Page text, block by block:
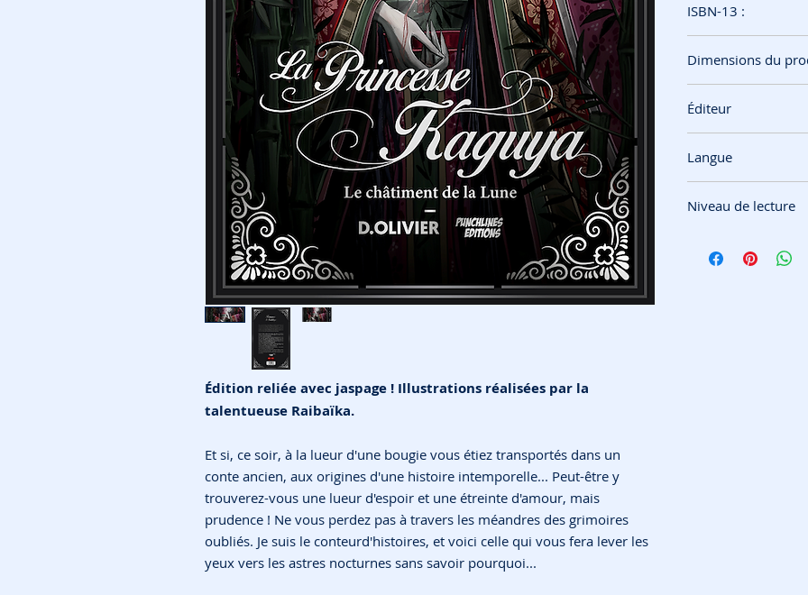
Édition reliée avec jaspage ! Illustrations réalisées par la
talentueuse Raibaïka.
Et si, ce soir, à la lueur d'une bougie vous étiez transportés dans un
conte ancien, aux origines d'une histoire intemporelle... Peut-être y
trouverez-vous une lueur d'espoir et une étreinte d'amour, mais
prudence ! Ne vous perdez pas à travers les méandres des grimoires
oubliés. Je suis le conteurd'histoires, et voici celle qui vous fera lever les
yeux vers les astres nocturnes sans savoir pourquoi...
ISBN-13 :
Dimensions du
Éditeur
Langue
Niveau de lecture